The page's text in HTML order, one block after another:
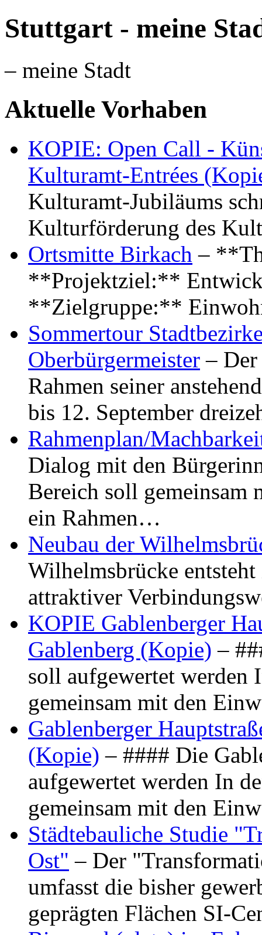
Stuttgart - meine
– meine Stadt
Aktuelle Vorhaben
KOPIE: Open Call -
Kulturamt-Entrées
Kulturamt-Jubiläums
Kulturförderung des
Ortsmitte Birkach –
**Projektziel:**
**Zielgruppe:**
Sommertour
Oberbürgermeister –
Rahmen seiner
bis 12. September
Rahmenplan/
Dialog mit den
Bereich soll gemeinsam
ein Rahmen…
Neubau der
Wilhelmsbrücke
attraktiver
KOPIE Gablenberger
Gablenberg (Kopie) –
soll aufgewertet werden
gemeinsam mit den
Gablenberger
(Kopie) – #### Die
aufgewertet werden In
gemeinsam mit den
Städtebauliche Studie
Ost" – Der
umfasst die bisher
geprägten Flächen SI-